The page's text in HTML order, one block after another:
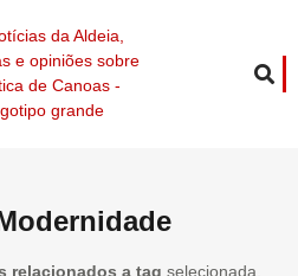
relacionados a tag selecionada.